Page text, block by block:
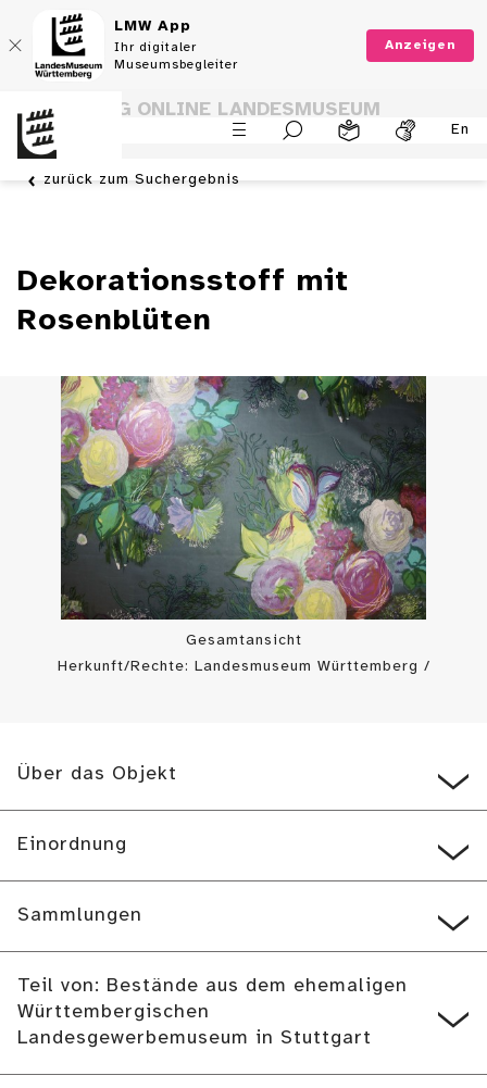
LMW App
Ihr digitaler
Museumsbegleiter
Anzeigen
En
SAMMLUNG ONLINE LANDESMUSEUM
WÜRTTEMBERG
zurück zum Suchergebnis
Dekorationsstoff mit
Rosenblüten
Gesamtansicht
Herkunft/Rechte: Landesmuseum Württemberg /
Über das Objekt
Einordnung
Sammlungen
Teil von: Bestände aus dem ehemaligen
Württembergischen
Landesgewerbemuseum in Stuttgart